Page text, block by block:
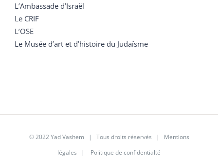
L’Ambassade d’Israël
Le CRIF
L’OSE
Le Musée d’art et d’histoire du Judaïsme
© 2022 Yad Vashem | Tous droits réservés | Mentions
légales | Politique de confidentialté